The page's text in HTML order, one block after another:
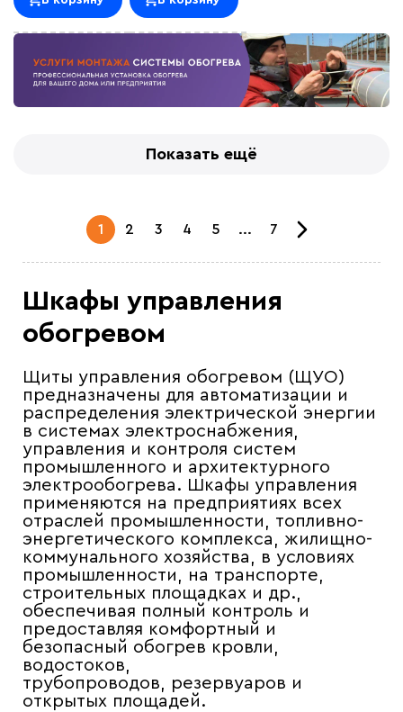
Показать ещё
1 2 3 4 5 ... 7
Шкафы управления
обогревом
Щиты управления обогревом (ЩУО)
предназначены для автоматизации и
распределения электрической энергии
в системах электроснабжения,
управления и контроля систем
промышленного и архитектурного
электрообогрева. Шкафы управления
применяются на предприятиях всех
отраслей промышленности, топливно-
энергетического комплекса, жилищно-
коммунального хозяйства, в условиях
промышленности, на транспорте,
строительных площадках и др.,
обеспечивая полный контроль и
предоставляя комфортный и
безопасный обогрев кровли,
водостоков,
трубопроводов, резервуаров и
открытых площадей.